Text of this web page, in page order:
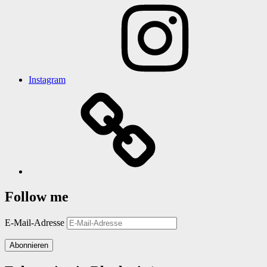
Instagram
Follow me
E-Mail-Adresse
Abonnieren